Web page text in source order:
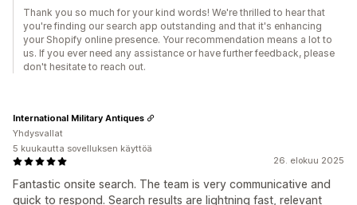
Thank you so much for your kind words! We're thrilled to hear that
you're finding our search app outstanding and that it's enhancing
your Shopify online presence. Your recommendation means a lot to
us. If you ever need any assistance or have further feedback, please
don't hesitate to reach out.
26. elokuu 2025
Fantastic onsite search. The team is very communicative and
quick to respond. Search results are lightning fast, relevant
International Military Antiques
Yhdysvallat
5 kuukautta sovelluksen käyttöä